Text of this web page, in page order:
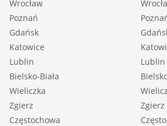
Wrocław
Poznań
Gdańsk
Katowice
Lublin
Bielsko-Biała
Wieliczka
Zgierz
Częstochowa
Lublin
Zgierz